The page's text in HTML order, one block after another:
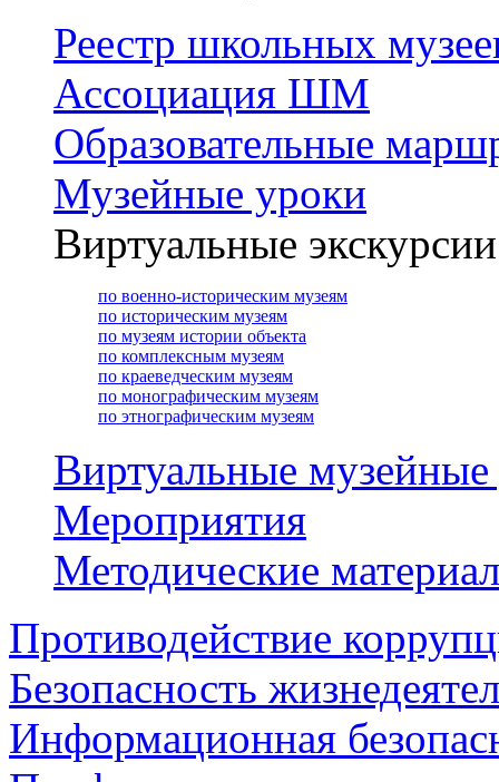
Реестр школьных
Ассоциация ШМ
Образовательные
Музейные уроки
Виртуальные экскурсии
по военно-историческим музеям
по историческим музеям
по музеям истории объекта
по комплексным музеям
по краеведческим музеям
по монографическим музеям
по этнографическим музеям
Виртуальные
Мероприятия
Методические
Противодействие
Безопасность
Информационная